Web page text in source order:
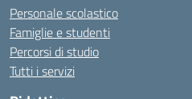
Personale scolastico
Famiglie e studenti
Percorsi di studio
Tutti i servizi